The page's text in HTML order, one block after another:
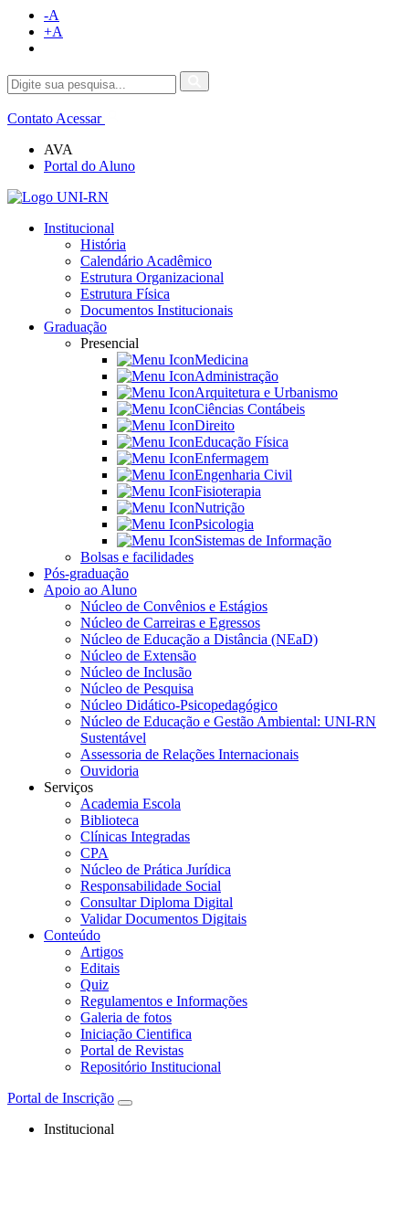
-A
+A
Contato Acessar
AVA
Portal do Aluno
Institucional
História
Calendário Acadêmico
Estrutura Organizacional
Estrutura Física
Documentos Institucionais
Graduação
Presencial
Medicina
Administração
Arquitetura e Urbanismo
Ciências Contábeis
Direito
Educação Física
Enfermagem
Engenharia Civil
Fisioterapia
Nutrição
Psicologia
Sistemas de Informação
Bolsas e facilidades
Pós-graduação
Apoio ao Aluno
Núcleo de Convênios e Estágios
Núcleo de Carreiras e Egressos
Núcleo de Educação a Distância (NEaD)
Núcleo de Extensão
Núcleo de Inclusão
Núcleo de Pesquisa
Núcleo Didático-Psicopedagógico
Núcleo de Educação e Gestão Ambiental: UNI-RN
Sustentável
Assessoria de Relações Internacionais
Ouvidoria
Serviços
Academia Escola
Biblioteca
Clínicas Integradas
CPA
Núcleo de Prática Jurídica
Responsabilidade Social
Consultar Diploma Digital
Validar Documentos Digitais
Conteúdo
Artigos
Editais
Quiz
Regulamentos e Informações
Galeria de fotos
Iniciação Cientifica
Portal de Revistas
Repositório Institucional
Portal de Inscrição
Institucional